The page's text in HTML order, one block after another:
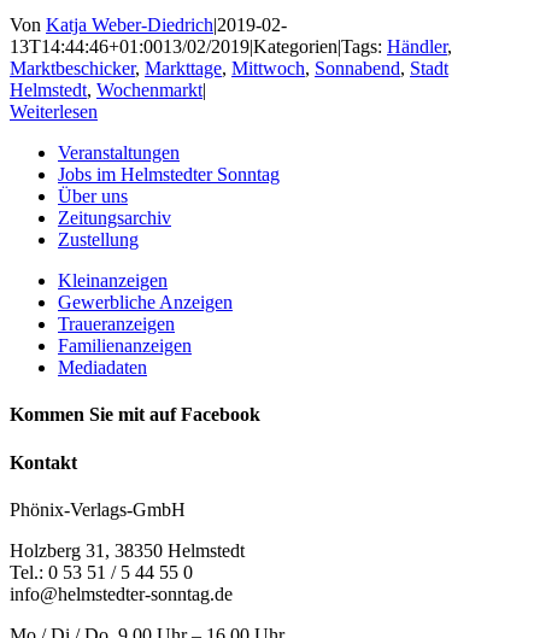
Von Katja Weber-Diedrich|2019-02-
13T14:44:46+01:0013/02/2019|Kategorien|Tags: Händler,
Marktbeschicker, Markttage, Mittwoch, Sonnabend, Stadt
Helmstedt, Wochenmarkt|
Weiterlesen
Veranstaltungen
Jobs im Helmstedter Sonntag
Über uns
Zeitungsarchiv
Zustellung
Kleinanzeigen
Gewerbliche Anzeigen
Traueranzeigen
Familienanzeigen
Mediadaten
Kommen Sie mit auf Facebook
Kontakt
Phönix-Verlags-GmbH
Holzberg 31, 38350 Helmstedt
Tel.: 0 53 51 / 5 44 55 0
info@helmstedter-sonntag.de